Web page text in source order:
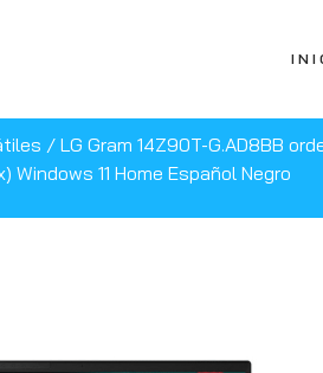
/ LG Gram 14Z90T-G.AD8BB
Windows 11 Home Español Negro